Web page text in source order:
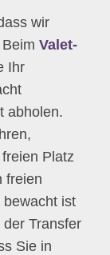
wir
Valet-
Ihr
abholen.
Platz
freien
bewacht ist
Transfer
Sie in